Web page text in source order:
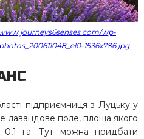
wp-
1536x786.jpg
підприємниця з Луцьку у
лавандове поле, площа якого
га. Тут можна придбати